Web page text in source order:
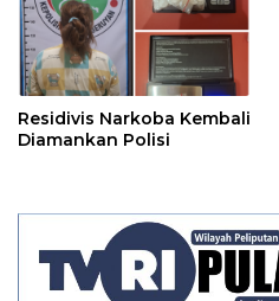
Residivis Narkoba Kembali
Diamankan Polisi